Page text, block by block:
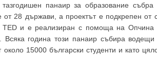
панаир за образование
от 28 държави, а проектът е подкрепен от
TED и е реализиран с помоща на
година този панаир събира водещи
15000 български студенти и като